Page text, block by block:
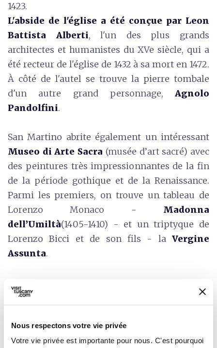
Nous respectons votre vie privée
Votre vie privée est importante pour nous. C'est pourquoi
1423.
L'abside de l'église a été conçue par Leon
Battista Alberti, l'un des plus grands
architectes et humanistes du XVe siècle, qui a
été recteur de l'église de 1432 à sa mort en 1472.
À côté de l'autel se trouve la pierre tombale
d'un autre grand personnage, Agnolo
Pandolfini.
San Martino abrite également un intéressant
Museo di Arte Sacra (musée d’art sacré) avec
des peintures très impressionnantes de la fin
de la période gothique et de la Renaissance.
Parmi les premiers, on trouve un tableau de
Lorenzo Monaco - Madonna
dell’Umiltà(1405-1410) - et un triptyque de
Lorenzo Bicci et de son fils - laVergine
Assunta.
Info :